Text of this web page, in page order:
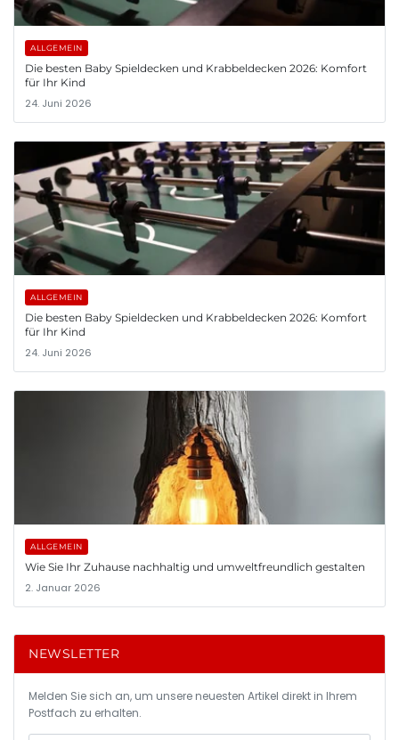
ALLGEMEIN
Die besten Baby Spieldecken und Krabbeldecken 2026: Komfort
für Ihr Kind
24. Juni 2026
ALLGEMEIN
Die besten Baby Spieldecken und Krabbeldecken 2026: Komfort
für Ihr Kind
24. Juni 2026
ALLGEMEIN
Wie Sie Ihr Zuhause nachhaltig und umweltfreundlich gestalten
2. Januar 2026
NEWSLETTER
Melden Sie sich an, um unsere neuesten Artikel direkt in Ihrem
Postfach zu erhalten.